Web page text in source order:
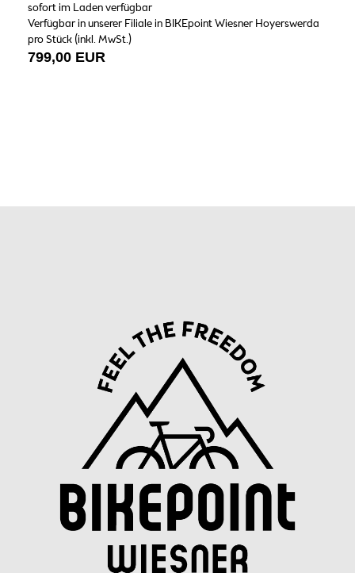
sofort im Laden verfügbar
Verfügbar in unserer Filiale in BIKEpoint Wiesner Hoyerswerda
pro Stück (inkl. MwSt.)
799,00 EUR